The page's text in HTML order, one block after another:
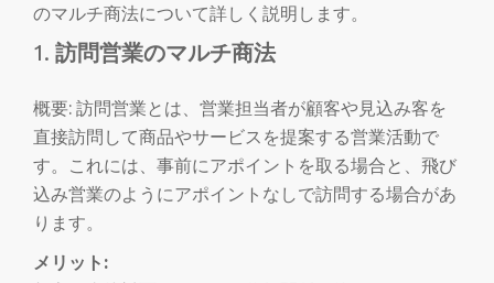
り
替
のマルチ商法について詳しく説明します。
訪問営業のマルチ商法
概要: 訪問営業とは、営業担当者が顧客や見込み客を
直接訪問して商品やサービスを提案する営業活動で
す。これには、事前にアポイントを取る場合と、飛び
込み営業のようにアポイントなしで訪問する場合があ
ります。
メリット: